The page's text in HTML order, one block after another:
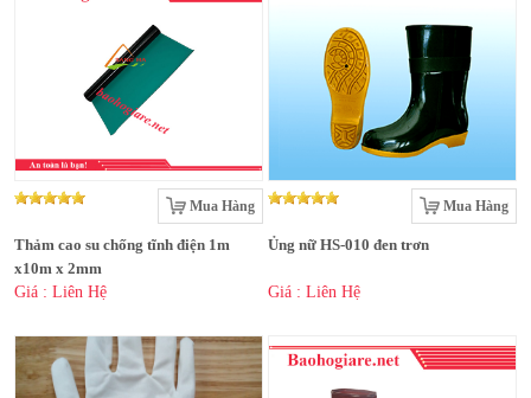
Mua Hàng
Thảm cao su chống tĩnh điện 1m
x10m x 2mm
Giá : Liên Hệ
Mua Hàng
Ủng nữ HS-010 đen trơn
Giá : Liên Hệ